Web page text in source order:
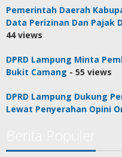
Pemerintah Daerah
Data Perizinan Dan Pajak
44 views
DPRD Lampung Minta
Bukit Camang - 55 views
DPRD Lampung Dukung
Lewat Penyerahan Opini